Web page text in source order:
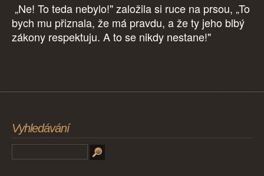
„Ne! To teda nebylo!" založila si ruce na prsou, „To
bych mu přiznala, že má pravdu, a že ty jeho blbý
zákony respektuju. A to se nikdy nestane!"
Vyhledávání